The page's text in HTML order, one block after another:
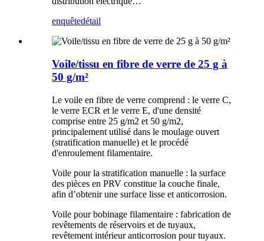
enquêtedétail
Voile/tissu en fibre de verre de 25 g à
50 g/m²
Le voile en fibre de verre comprend : le verre C,
le verre ECR et le verre E, d'une densité
comprise entre 25 g/m2 et 50 g/m2,
principalement utilisé dans le moulage ouvert
(stratification manuelle) et le procédé
d'enroulement filamentaire.
Voile pour la stratification manuelle : la surface
des pièces en PRV constitue la couche finale,
afin d’obtenir une surface lisse et anticorrosion.
Voile pour bobinage filamentaire : fabrication de
revêtements de réservoirs et de tuyaux,
revêtement intérieur anticorrosion pour tuyaux.